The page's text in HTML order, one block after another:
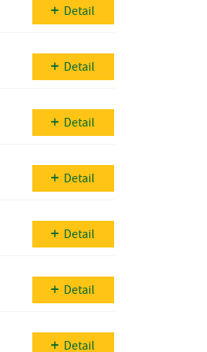
Detail
Detail
Detail
Detail
Detail
Detail
Detail